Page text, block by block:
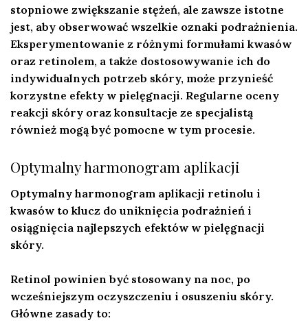
stopniowe zwiększanie stężeń, ale zawsze istotne
jest, aby obserwować wszelkie oznaki podrażnienia.
Eksperymentowanie z różnymi formułami kwasów
oraz retinolem, a także dostosowywanie ich do
indywidualnych potrzeb skóry, może przynieść
korzystne efekty w pielęgnacji. Regularne oceny
reakcji skóry oraz konsultacje ze specjalistą
również mogą być pomocne w tym procesie.
Optymalny harmonogram aplikacji
Optymalny harmonogram aplikacji retinolu i
kwasów to klucz do uniknięcia podrażnień i
osiągnięcia najlepszych efektów w pielęgnacji
skóry.
Retinol powinien być stosowany na noc, po
wcześniejszym oczyszczeniu i osuszeniu skóry.
Główne zasady to: